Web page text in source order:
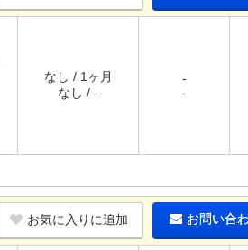
なし / 1ヶ月
なし / -
-
-
お気に入りに追加 お問い合